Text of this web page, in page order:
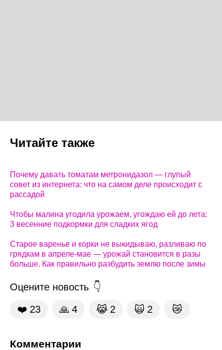
Читайте также
Почему давать томатам метронидазол — глупый
совет из интернета: что на самом деле происходит с
рассадой
Чтобы малина угодила урожаем, угождаю ей до лета:
3 весенние подкормки для сладких ягод
Старое варенье и корки не выкидываю, разливаю по
грядкам в апреле-мае — урожай становится в разы
больше. Как правильно разбудить землю после зимы
Оцените новость
❤️ 23 🙏 4 😹 2 🙀 2 😿
Комментарии